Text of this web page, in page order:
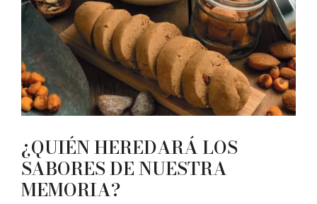
¿QUIÉN HEREDARÁ LOS
SABORES DE NUESTRA
MEMORIA?